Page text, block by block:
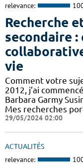
relevance:
Recherche
secondaire
vie
Comment votre
2012, j’ai
Barbara Garmy
Mes recherches
29/05/2024 02:00
ACTUALITÉS
relevance: